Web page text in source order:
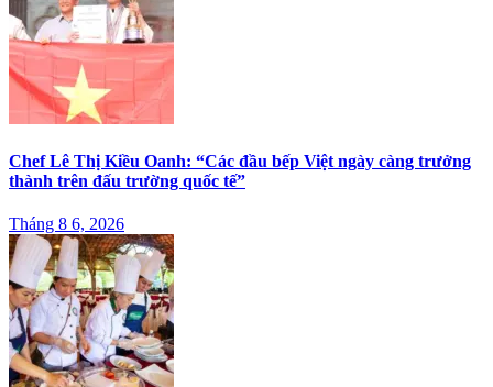
Chef Lê Thị Kiều Oanh: “Các đầu bếp Việt ngày càng trưởng
thành trên đấu trường quốc tế”
Tháng 8 6, 2026